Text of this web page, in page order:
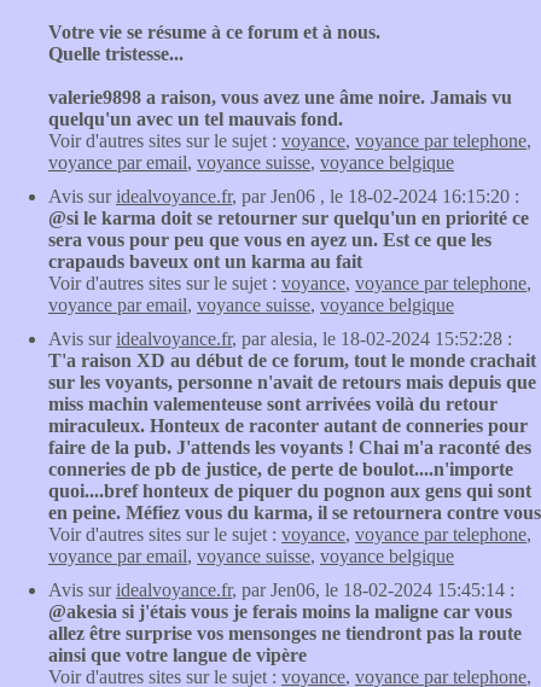
Votre vie se résume à ce forum et à nous.
Quelle tristesse...
valerie9898 a raison, vous avez une âme noire. Jamais vu
quelqu'un avec un tel mauvais fond.
Voir d'autres sites sur le sujet : voyance, voyance par telephone,
voyance par email, voyance suisse, voyance belgique
Avis suridealvoyance.fr, par Jen06 , le 18-02-2024 16:15:20 :
@si le karma doit se retourner sur quelqu'un en priorité ce
sera vous pour peu que vous en ayez un. Est ce que les
crapauds baveux ont un karma au fait
Voir d'autres sites sur le sujet : voyance, voyance par telephone,
voyance par email, voyance suisse, voyance belgique
Avis suridealvoyance.fr, par alesia, le 18-02-2024 15:52:28 :
T'a raison XD au début de ce forum, tout le monde crachait
sur les voyants, personne n'avait de retours mais depuis que
miss machin valementeuse sont arrivées voilà du retour
miraculeux. Honteux de raconter autant de conneries pour
faire de la pub. J'attends les voyants ! Chai m'a raconté des
conneries de pb de justice, de perte de boulot....n'importe
quoi....bref honteux de piquer du pognon aux gens qui sont
en peine. Méfiez vous du karma, il se retournera contre vous
Voir d'autres sites sur le sujet : voyance, voyance par telephone,
voyance par email, voyance suisse, voyance belgique
Avis suridealvoyance.fr, par Jen06, le 18-02-2024 15:45:14 :
@akesia si j'étais vous je ferais moins la maligne car vous
allez être surprise vos mensonges ne tiendront pas la route
ainsi que votre langue de vipère
Voir d'autres sites sur le sujet : voyance, voyance par telephone,